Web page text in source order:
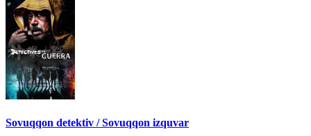
Sovuqqon detektiv / Sovuqqon izquvar